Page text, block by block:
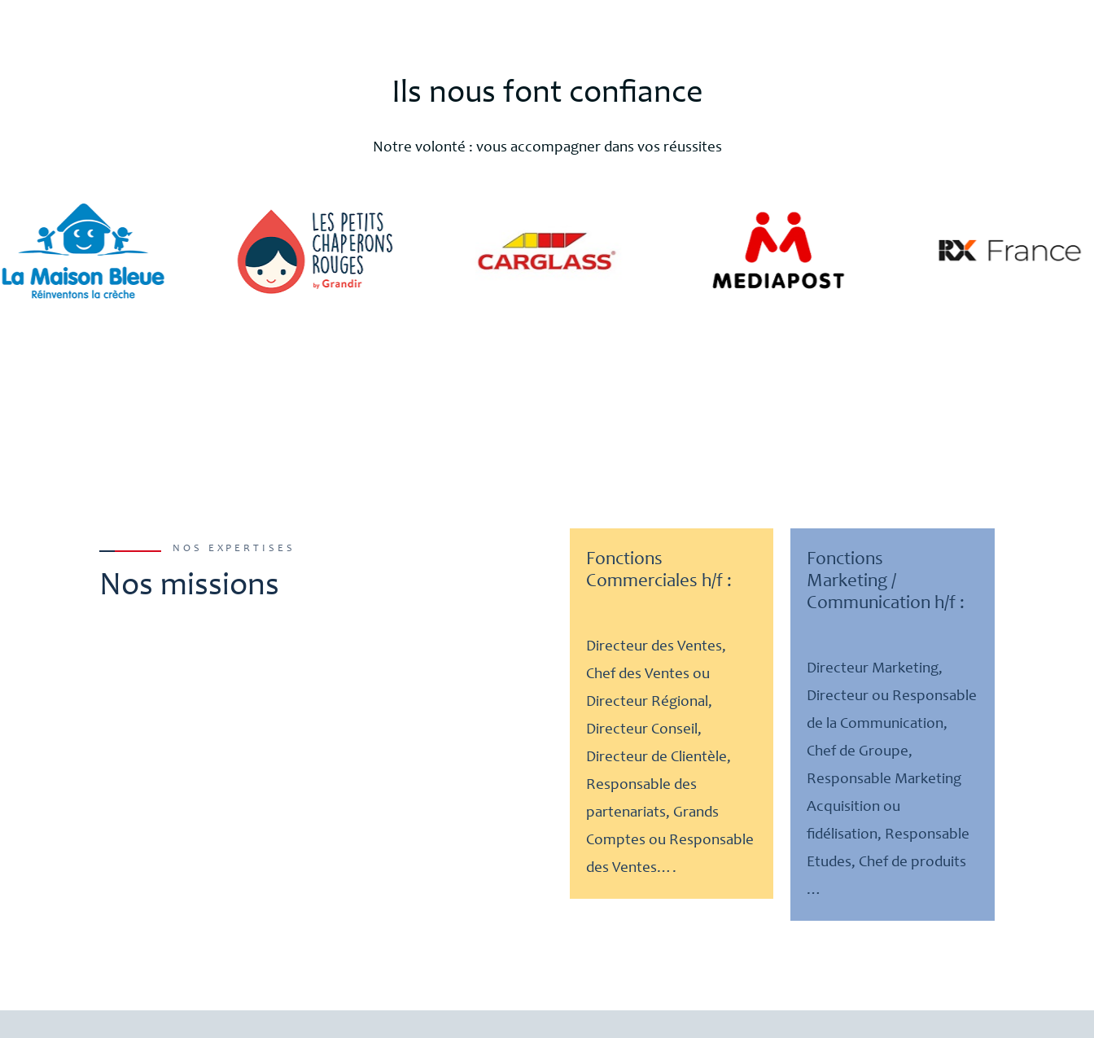
Ils nous font confiance
Notre volonté : vous accompagner dans vos réussites
NOS EXPERTISES
Nos missions
Fonctions
Commerciales h/f :
Directeur des Ventes,
Chef des Ventes ou
Directeur Régional,
Directeur Conseil,
Directeur de Clientèle,
Responsable des
partenariats, Grands
Comptes ou Responsable
des Ventes….
Fonctions
Marketing /
Communication h/f :
Directeur Marketing,
Directeur ou Responsable
de la Communication,
Chef de Groupe,
Responsable Marketing
Acquisition ou
fidélisation, Responsable
Etudes, Chef de produits
…